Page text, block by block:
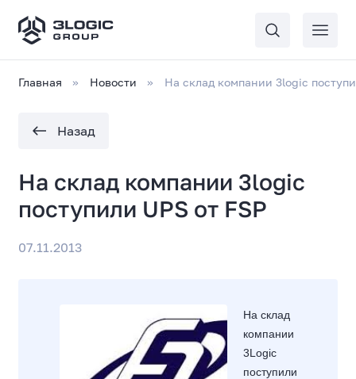
Главная Новости На склад компании 3logic
Назад
На склад компании 3logic
поступили UPS от FSP
07.11.2013
На склад
компании
3Logic
поступили